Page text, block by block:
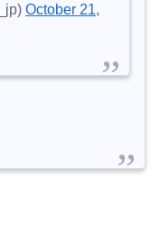
October 21,